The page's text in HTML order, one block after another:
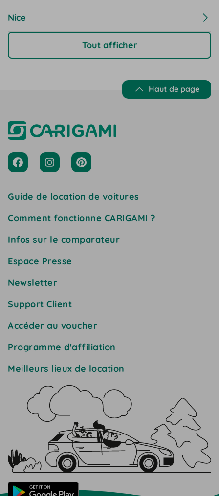
Nice
Tout afficher
Haut de page
Guide de location de voitures
Comment fonctionne CARIGAMI ?
Infos sur le comparateur
Espace Presse
Newsletter
Support Client
Accéder au voucher
Programme d'affiliation
Meilleurs lieux de location